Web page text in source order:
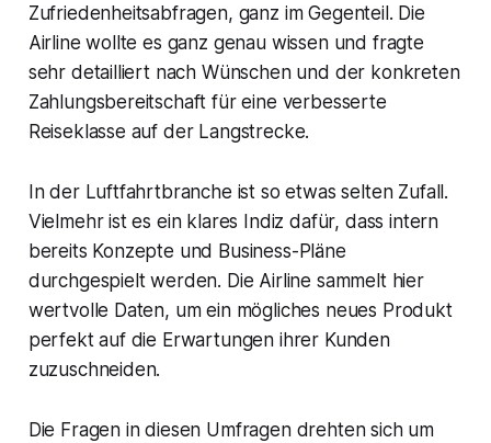
Zufriedenheitsabfragen, ganz im Gegenteil. Die
Airline wollte es ganz genau wissen und fragte
sehr detailliert nach Wünschen und der konkreten
Zahlungsbereitschaft für eine verbesserte
Reiseklasse auf der Langstrecke.
In der Luftfahrtbranche ist so etwas selten Zufall.
Vielmehr ist es ein klares Indiz dafür, dass intern
bereits Konzepte und Business-Pläne
durchgespielt werden. Die Airline sammelt hier
wertvolle Daten, um ein mögliches neues Produkt
perfekt auf die Erwartungen ihrer Kunden
zuzuschneiden.
Die Fragen in diesen Umfragen drehten sich um